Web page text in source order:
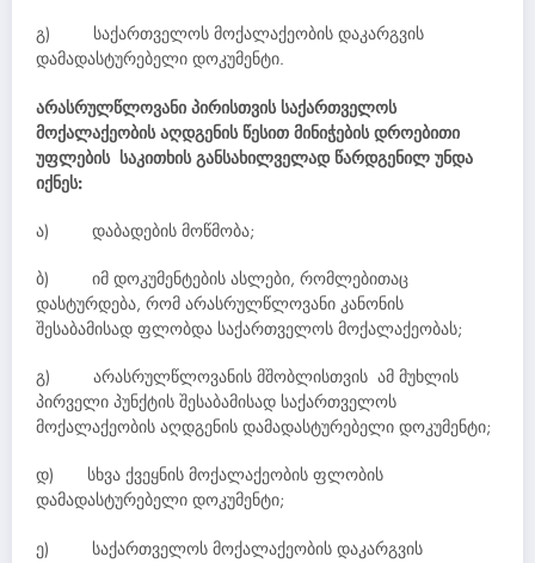
გ) საქართველოს მოქალაქეობის დაკარგვის
დამადასტურებელი დოკუმენტი.
არასრულწლოვანი პირისთვის საქართველოს
მოქალაქეობის აღდგენის წესით მინიჭების დროებითი
უფლების საკითხის განსახილველად წარდგენილ უნდა
იქნეს:
ა) დაბადების მოწმობა;
ბ) იმ დოკუმენტების ასლები, რომლებითაც
დასტურდება, რომ არასრულწლოვანი კანონის
შესაბამისად ფლობდა საქართველოს მოქალაქეობას;
გ) არასრულწლოვანის მშობლისთვის ამ მუხლის
პირველი პუნქტის შესაბამისად საქართველოს
მოქალაქეობის აღდგენის დამადასტურებელი დოკუმენტი;
დ) სხვა ქვეყნის მოქალაქეობის ფლობის
დამადასტურებელი დოკუმენტი;
ე) საქართველოს მოქალაქეობის დაკარგვის